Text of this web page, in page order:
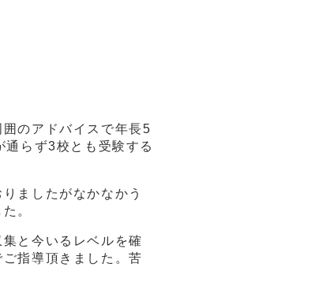
のアドバイスで年長5
らず3校とも受験する
ましたがなかなかう
。
と今いるレベルを確
指導頂きました。苦